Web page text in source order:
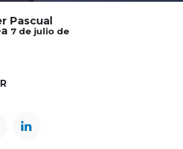
Pascual
7 de julio de